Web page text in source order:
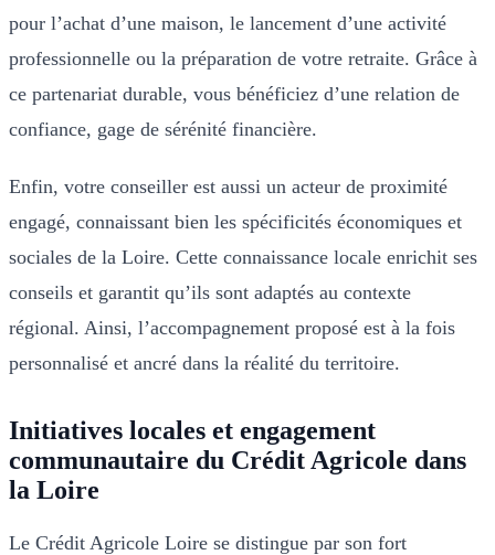
pour l’achat d’une maison, le lancement d’une activité
professionnelle ou la préparation de votre retraite. Grâce à
ce partenariat durable, vous bénéficiez d’une relation de
confiance, gage de sérénité financière.
Enfin, votre conseiller est aussi un acteur de proximité
engagé, connaissant bien les spécificités économiques et
sociales de la Loire. Cette connaissance locale enrichit ses
conseils et garantit qu’ils sont adaptés au contexte
régional. Ainsi, l’accompagnement proposé est à la fois
personnalisé et ancré dans la réalité du territoire.
Initiatives locales et engagement
communautaire du Crédit Agricole dans
la Loire
Le Crédit Agricole Loire se distingue par son fort